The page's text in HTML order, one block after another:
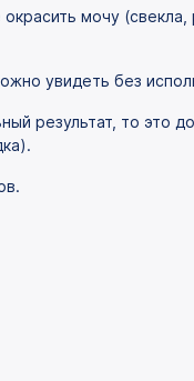
мочу (свекла,
увидеть без
результат, то это